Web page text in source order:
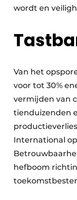
wordt en
Van het
voor tot 30%
vermijden van
tienduizenden
International
hefboom